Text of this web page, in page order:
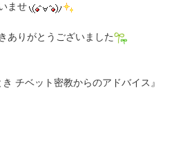
ませ
ありがとうございました
チベット密教からのアドバイス』